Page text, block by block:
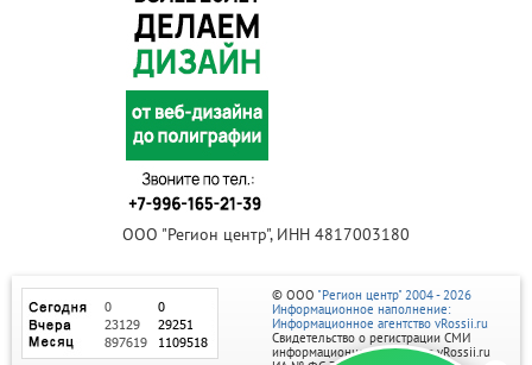
ООО "Регион центр", ИНН 4817003180
© ООО "Регион центр" 2004 - 2026
Информационное наполнение:
Информационное агентство vRossii.ru
Свидетельство о регистрации СМИ
информационного агентства vRossii.ru